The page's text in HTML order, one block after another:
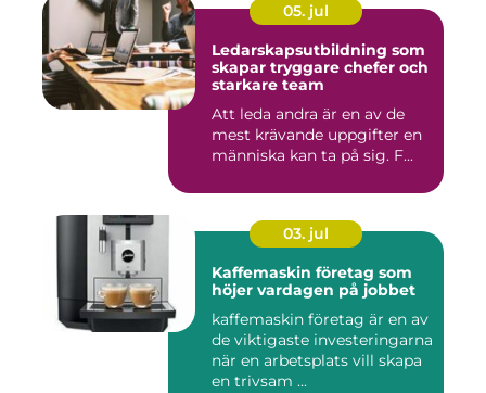
05. jul
Ledarskapsutbildning som
skapar tryggare chefer och
starkare team
Att leda andra är en av de
mest krävande uppgifter en
människa kan ta på sig. F...
03. jul
Kaffemaskin företag som
höjer vardagen på jobbet
kaffemaskin företag är en av
de viktigaste investeringarna
när en arbetsplats vill skapa
en trivsam ...